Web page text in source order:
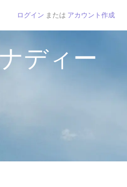
ログイン または アカウント作成
ディー